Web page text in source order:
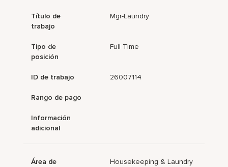
Título de
trabajo
Mgr-Laundry
Tipo de
posición
Full Time
ID de trabajo 26007114
Rango de pago
Información
adicional
Área de
Housekeeping & Laundry